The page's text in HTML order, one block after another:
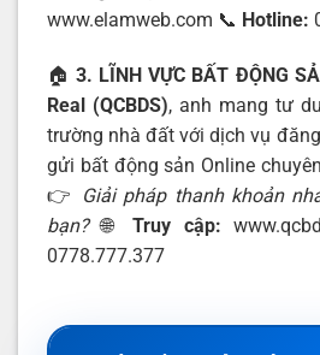
www.elamweb.com 📞 Hotline:
🏠3. LĨNH VỰC BẤT ĐỘNG
Real (QCBDS), anh mang tư
trường nhà đất với dịch vụ
gửi bất động sản Online
👉
Giải pháp thanh khoản
bạn?🌐Truy cập:
0778.777.377